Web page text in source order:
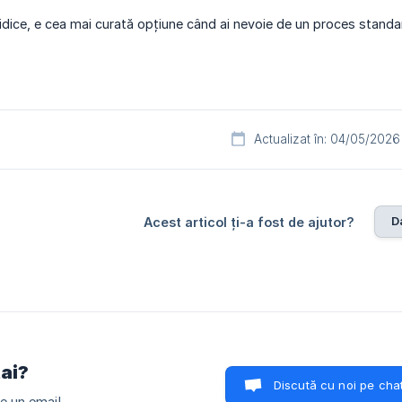
e cea mai curată opțiune când ai nevoie de un proces
Actualizat în: 04/05/2026
Acest articol ți-a fost de ajutor?
Discută cu noi pe